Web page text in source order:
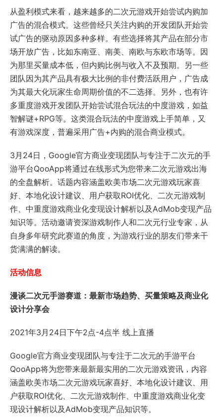
从盈利模式来看，越来越多的二次元游戏开始尝试内购加
广告的混合模式。这些曾经只关注内购的开发团队开始尝
试广告的驱动原因多种多样。有些选择将其产品在部分市
场开放广告，比如东南亚、南美、南欧与东欧市场等。因
为那里买量成本低，但内购比例与收入不及预期。另一些
团队因为其产品具有极大比例的非付费活跃用户，广告成
为其最大化玩家生命周期价值的不二选择。另外，也有许
多重度游戏开发团队开始尝试混合玩法的中度游戏，如益
智解谜+RPG等。这类混合玩法的中度游戏上手简单，又
有游戏深度，普遍采用广告+内购的混合商业模式。
3月24日，Google官方商业变现团队与专注于二次元的手
游平台QooApp将通过在线形式为您带来二次元游戏出海
的全盘解析。话题内容涵盖欧美市场二次元游戏玩家喜
好、本地化设计建议、用户获取ROI优化、二次元游戏制
作、中重度游戏商业化变现设计解析以及AdMob变现产品
知识等。活动邀请资深游戏制作人和二次元行业专家，从
自身多年研究此赛道的角度，为游戏行业的朋友们带来干
货满满的解读。
活动信息
漫谈二次元手游赛道：最新市场趋势、买量策略及商业化
设计分享会
2021年3月24日下午2点-4点半 线上直播
Google官方商业变现团队与专注于二次元的手游平台
QooApp将为您带来最新最实用的二次元游戏资讯，内容
涵盖欧美市场二次元游戏玩家喜好、本地化设计建议、用
户获取ROI优化、二次元游戏制作、中重度游戏商业化变
现设计解析以及AdMob变现产品知识等。